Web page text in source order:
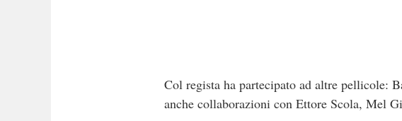
Col regista ha partecipato ad altre pellicole:
anche collaborazioni con Ettore Scola, Mel